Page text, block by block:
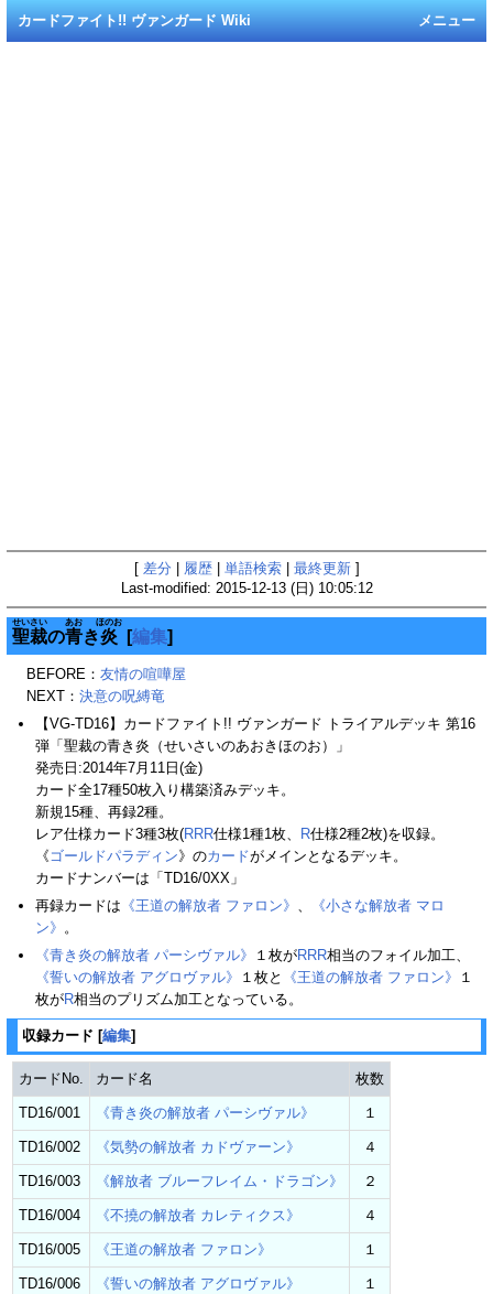
メニュー
カードファイト!! ヴァンガード Wiki
[ 差分 履歴| 単語検索| 最終更新]
Last-modified: 2015-12-13 (日) 10:05:12
聖裁
せいさい
の青
あお
き炎
ほのお
[編集]
BEFORE： 友情の喧嘩屋
NEXT： 決意の呪縛竜
【VG-TD16】カードファイト!! ヴァンガード トライアルデッキ 第16
弾「聖裁の青き炎（せいさいのあおきほのお）」
発売日:2014年7月11日(金)
カード全17種50枚入り構築済みデッキ。
新規15種、再録2種。
レア仕様カード3種3枚(RRR仕様1種1枚、 R仕様2種2枚)を収録。
《ゴールドパラディン》のカードがメインとなるデッキ。
カードナンバーは「TD16/0XX」
再録カードは 《王道の解放者 ファロン》 、
《小さな解放者 マロ
ン》 。
《青き炎の解放者 パーシヴァル》
１枚がRRR相当のフォイル加工、
《誓いの解放者 アグロヴァル》
１枚と 《王道の解放者 ファロン》
１
枚がR相当のプリズム加工となっている。
収録カード [編集]
カードNo. カード名 枚数
TD16/001 《青き炎の解放者 パーシヴァル》 １
TD16/002 《気勢の解放者 カドヴァーン》 ４
TD16/003 《解放者 ブルーフレイム・ドラゴン》 ２
TD16/004 《不撓の解放者 カレティクス》 ４
TD16/005 《王道の解放者 ファロン》 １
TD16/006 《誓いの解放者 アグロヴァル》 １